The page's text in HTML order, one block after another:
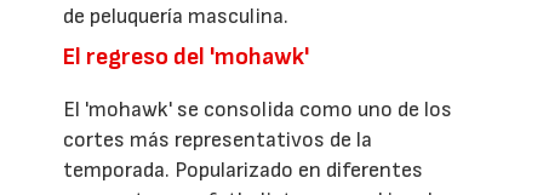
de peluquería masculina.
El regreso del 'mohawk'
El 'mohawk' se consolida como uno de los
cortes más representativos de la
temporada. Popularizado en diferentes